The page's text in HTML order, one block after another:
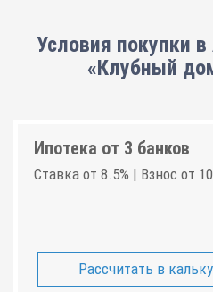
Условия покупки
«Клубный
Ипотека от 3 банков
Ставка от 8.5% | Взнос от
Рассчитать в